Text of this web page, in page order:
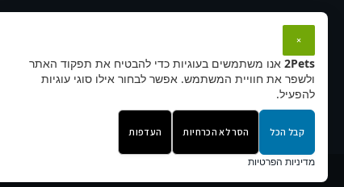
תזונה מומלצת לאיגואנות: כל מה
לדעת
×
2Pets אנו משתמשים בעוגיות כדי להבטיח את תפקוד האתר
ולשפר את חוויית המשתמש. אפשר לבחור אילו סוגי עוגיות
להפעיל.
קבל הכל הסר לא הכרחיות העדפות
מדיניות הפרטיות